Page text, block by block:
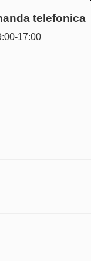
telefonica
17:00